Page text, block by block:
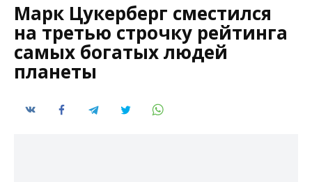
Марк Цукерберг сместился
на третью строчку рейтинга
самых богатых людей
планеты